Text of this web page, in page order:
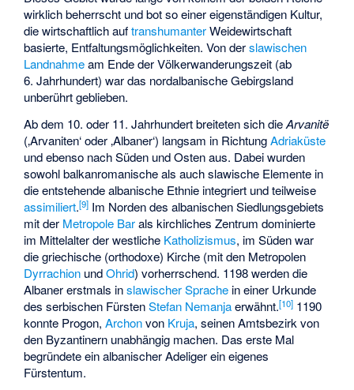
wirklich beherrscht und bot so einer eigenständigen Kultur,
die wirtschaftlich auftranshumanterWeidewirtschaft
basierte, Entfaltungsmöglichkeiten. Von derslawischen
Landnahmeam Ende der Völkerwanderungszeit (ab
6. Jahrhundert) war das nordalbanische Gebirgsland
unberührt geblieben.
Ab dem 10. oder 11. Jahrhundert breiteten sich dieArvanitë
(‚Arvaniten‘ oder ‚Albaner‘) langsam in RichtungAdriaküste
und ebenso nach Süden und Osten aus. Dabei wurden
sowohl balkanromanische als auch slawische Elemente in
die entstehende albanische Ethnie integriert und teilweise
assimiliert.[9] Im Norden des albanischen Siedlungsgebiets
mit der Metropole Barals kirchliches Zentrum dominierte
im Mittelalter der westliche Katholizismus, im Süden war
die griechische (orthodoxe) Kirche (mit den Metropolen
Dyrrachion undOhrid) vorherrschend. 1198 werden die
Albaner erstmals inslawischer Sprache in einer Urkunde
des serbischen FürstenStefan Nemanjaerwähnt.[10] 1190
konnte Progon,Archonvon Kruja, seinen Amtsbezirk von
den Byzantinern unabhängig machen. Das erste Mal
begründete ein albanischer Adeliger ein eigenes
Fürstentum.